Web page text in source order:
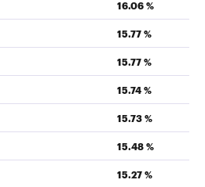
16.06 %
15.77 %
15.77 %
15.74 %
15.73 %
15.48 %
15.27 %